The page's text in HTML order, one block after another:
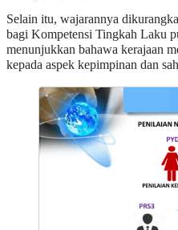
Selain itu, wajarannya
bagi Kompetensi Tingkah Laku
menunjukkan bahawa kerajaan
kepada aspek kepimpinan dan